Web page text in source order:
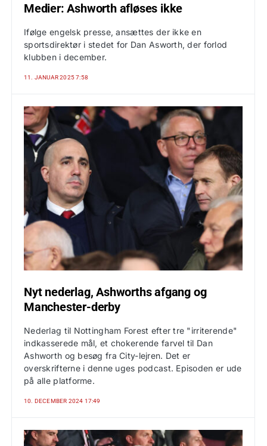
Medier: Ashworth afløses ikke
Ifølge engelsk presse, ansættes der ikke en
sportsdirektør i stedet for Dan Asworth, der forlod
klubben i december.
11. JANUAR 2025 7:58
Nyt nederlag, Ashworths afgang og
Manchester-derby
Nederlag til Nottingham Forest efter tre "irriterende"
indkasserede mål, et chokerende farvel til Dan
Ashworth og besøg fra City-lejren. Det er
overskrifterne i denne uges podcast. Episoden er ude
på alle platforme.
10. DECEMBER 2024 17:49